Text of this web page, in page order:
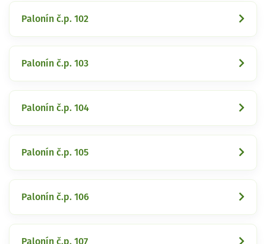
Palonín č.p. 102
Palonín č.p. 103
Palonín č.p. 104
Palonín č.p. 105
Palonín č.p. 106
Palonín č.p. 107